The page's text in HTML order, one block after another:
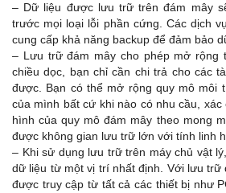
– Dữ liệu được lưu trữ trên đám mây
trước mọi loại lỗi phần cứng. Các dịch
cung cấp khả năng backup để đảm bảo
– Lưu trữ đám mây cho phép mở rộng
chiều dọc, bạn chỉ cần chi trả cho các
được. Bạn có thể mở rộng quy mô môi
của mình bất cứ khi nào có nhu cầu,
hình của quy mô đám mây theo mong
được không gian lưu trữ lớn với tính linh
– Khi sử dụng lưu trữ trên máy chủ vật
dữ liệu từ một vị trí nhất định. Với lưu trữ
được truy cập từ tất cả các thiết bị như